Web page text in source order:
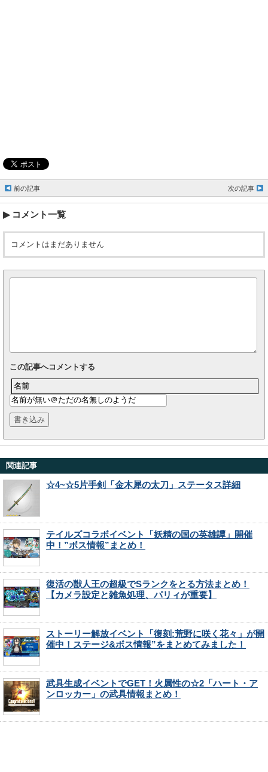
前の記事 次の記事
コメント一覧
コメントはまだありません
この記事へコメントする
名前
関連記事
☆4~☆5片手剣「金木犀の太刀」ステータス詳細
テイルズコラボイベント「妖精の国の英雄譚」開催
中！”ボス情報”まとめ！
復活の獣人王の超級でSランクをとる方法まとめ！
【カメラ設定と雑魚処理、パリィが重要】
ストーリー解放イベント「復刻:荒野に咲く花々」が開
催中！ステージ&ボス情報”をまとめてみました！
武具生成イベントでGET！火属性の☆2「ハート・ア
ンロッカー」の武具情報まとめ！